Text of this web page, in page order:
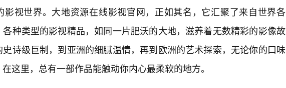
影视世界。大地资源在线影视官网，正如其名，它汇聚了来自世界各
种类型的影视精品，如同一片肥沃的大地，滋养着无数精彩的影像故
诗级巨制，到亚洲的细腻温情，再到欧洲的艺术探索，无论你的口味
这里，总有一部作品能触动你内心最柔软的地方。